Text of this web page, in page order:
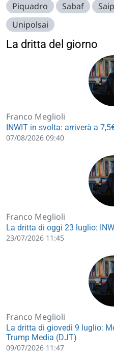
Piquadro
Sabaf
Unipolsai
La dritta del giorno
Franco Meglioli
INWIT in svolta: arriverà a
07/08/2026 09:40
Franco Meglioli
La dritta di oggi 23 luglio:
23/07/2026 11:45
Franco Meglioli
La dritta di giovedì 9 luglio:
Trump Media (DJT)
09/07/2026 11:47